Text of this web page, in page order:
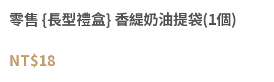
零售 {長型禮盒} 香緹奶油提袋(1個)
NT$18